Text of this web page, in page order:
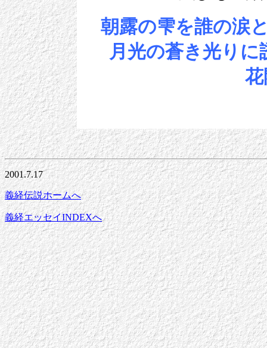
朝露の雫を誰の涙
月光の蒼き光りに
2001.7.17
義経伝説ホームへ
義経エッセイINDEXへ